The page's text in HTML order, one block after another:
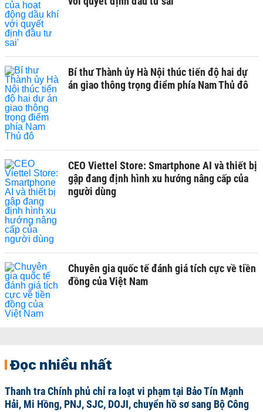
Bí thư Thành ủy Hà Nội thúc tiến độ hai dự
án giao thông trọng điểm phía Nam Thủ đô
CEO Viettel Store: Smartphone AI và thiết bị
gập đang định hình xu hướng nâng cấp của
người dùng
Chuyên gia quốc tế đánh giá tích cực về tiền
đồng của Việt Nam
Đọc nhiều nhất
Thanh tra Chính phủ chỉ ra loạt vi phạm tại Bảo Tín Mạnh
Hải, Mi Hồng, PNJ, SJC, DOJI, chuyển hồ sơ sang Bộ Công